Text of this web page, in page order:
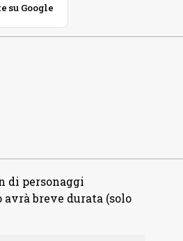
Google
di personaggi
breve durata (solo